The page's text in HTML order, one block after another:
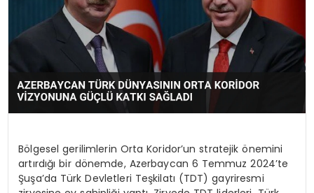
Bölgesel gerilimlerin Orta Koridor’un stratejik önemini
artırdığı bir dönemde, Azerbaycan 6 Temmuz 2024’te
Şuşa’da Türk Devletleri Teşkilatı (TDT) gayriresmi